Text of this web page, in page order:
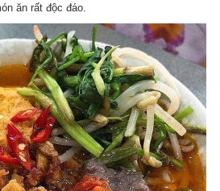
ăn rất độc đáo.